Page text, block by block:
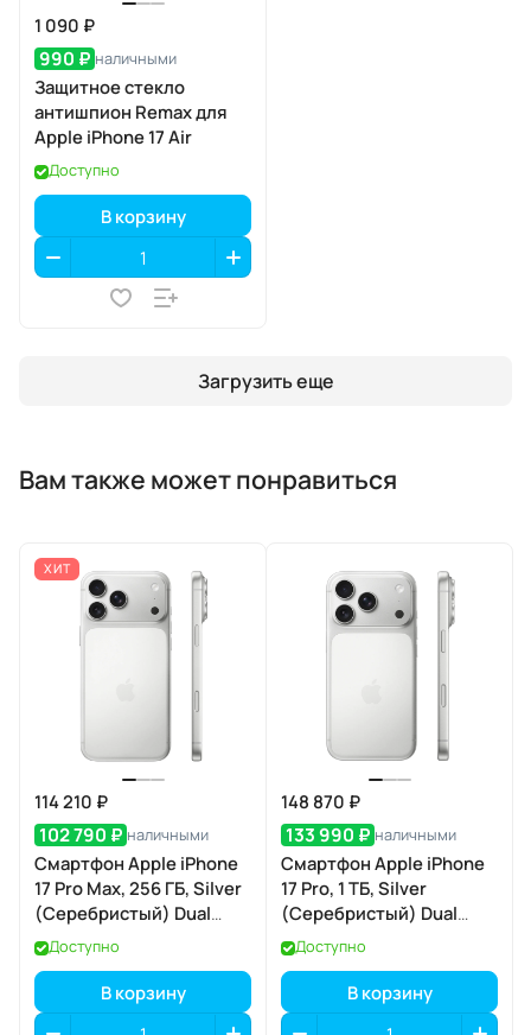
1 090 ₽
990 ₽ наличными
Защитное стекло
антишпион Remax для
Apple iPhone 17 Air
Доступно
В корзину
Загрузить еще
Вам также может понравиться
ХИТ
114 210 ₽
102 790 ₽ наличными
Смартфон Apple iPhone
17 Pro Max, 256 ГБ, Silver
(Серебристый) Dual
eSIM
Доступно
В корзину
148 870 ₽
133 990 ₽ наличными
Смартфон Apple iPhone
17 Pro, 1 ТБ, Silver
(Серебристый) Dual
eSIM
Доступно
В корзину